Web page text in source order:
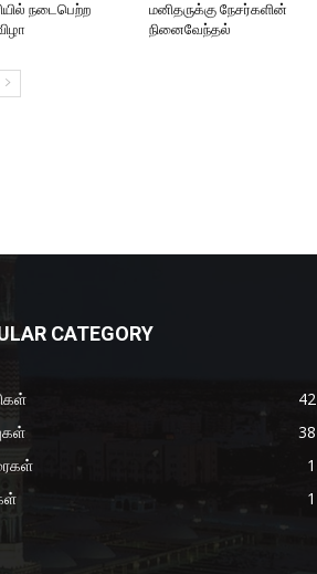
நடைபெற்ற
மனிதருக்கு நேசர்களின்
நினைவேந்தல்
CATEGORY
42
38
1
1